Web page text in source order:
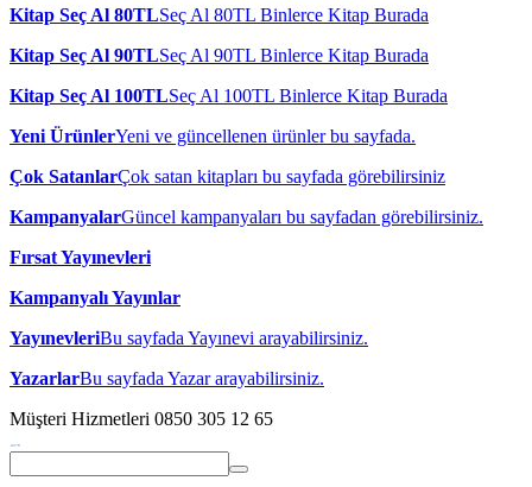
Kitap Seç Al 80TLSeç Al 80TL Binlerce Kitap Burada
Kitap Seç Al 90TLSeç Al 90TL Binlerce Kitap Burada
Kitap Seç Al 100TLSeç Al 100TL Binlerce Kitap Burada
Yeni ÜrünlerYeni ve güncellenen ürünler bu sayfada.
Çok SatanlarÇok satan kitapları bu sayfada görebilirsiniz
KampanyalarGüncel kampanyaları bu sayfadan görebilirsiniz.
Fırsat Yayınevleri
Kampanyalı Yayınlar
YayınevleriBu sayfada Yayınevi arayabilirsiniz.
YazarlarBu sayfada Yazar arayabilirsiniz.
Müşteri Hizmetleri 0850 305 12 65